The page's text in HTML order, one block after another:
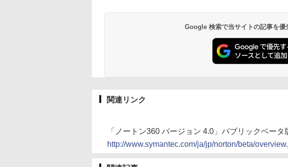
Google 検索で当サイトの記事を優
関連リンク
「ノートン360 バージョン 4.0」パブリックベータ
http://www.symantec.com/ja/jp/norton/beta/